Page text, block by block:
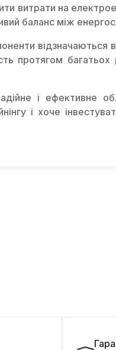
витрати на
баланс між
відзначаються
протягом багатьох
і ефективне
і хоче